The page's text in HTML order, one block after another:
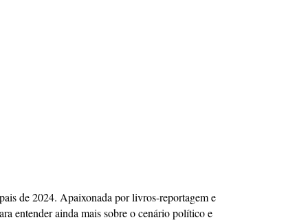
de 2024. Apaixonada por livros-reportagem e
entender ainda mais sobre o cenário político e